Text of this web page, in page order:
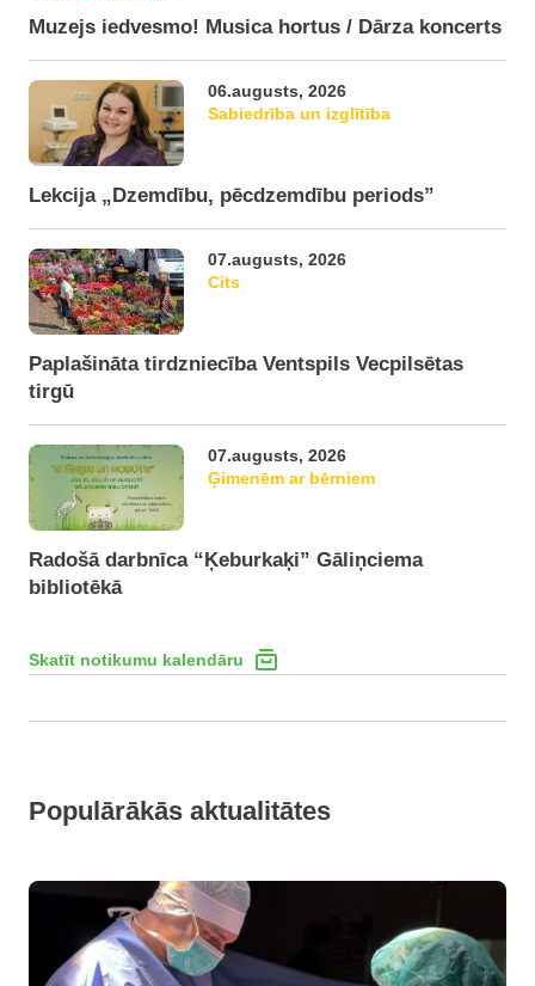
Muzejs iedvesmo! Musica hortus / Dārza koncerts
06.augusts, 2026
Sabiedrība un izglītība
Lekcija „Dzemdību, pēcdzemdību periods”
07.augusts, 2026
Cits
Paplašināta tirdzniecība Ventspils Vecpilsētas
tirgū
07.augusts, 2026
Ģimenēm ar bērniem
Radošā darbnīca “Ķeburkaķi” Gāliņciema
bibliotēkā
Skatīt notikumu kalendāru
Populārākās aktualitātes